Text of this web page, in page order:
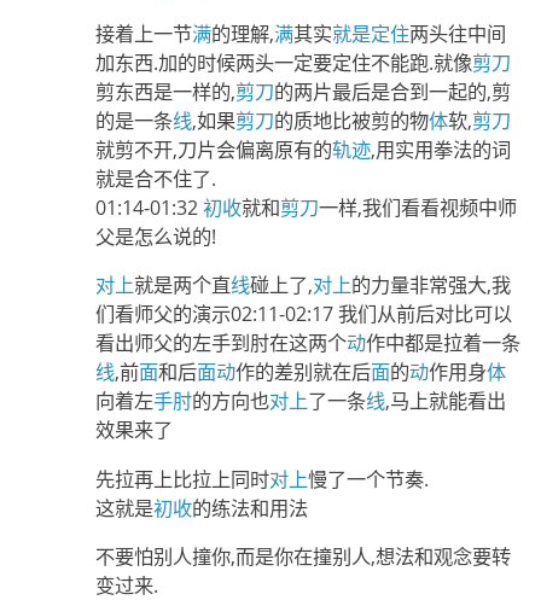
接着上一节满的理解,满其实就是定住两头往中间
加东西.加的时候两头一定要定住不能跑.就像剪刀
剪东西是一样的,剪刀的两片最后是合到一起的,剪
的是一条线,如果剪刀的质地比被剪的物体软,剪刀
就剪不开,刀片会偏离原有的轨迹,用实用拳法的词
就是合不住了.
01:14-01:32初收就和剪刀一样,我们看看视频中师
父是怎么说的!
对上就是两个直线碰上了,对上的力量非常强大,我
们看师父的演示02:11-02:17 我们从前后对比可以
看出师父的左手到肘在这两个动作中都是拉着一条
线,前面和后面动作的差别就在后面的动作用身体
向着左手肘的方向也对上了一条线,马上就能看出
效果来了
先拉再上比拉上同时对上慢了一个节奏.
这就是初收的练法和用法
不要怕别人撞你,而是你在撞别人,想法和观念要转
变过来.